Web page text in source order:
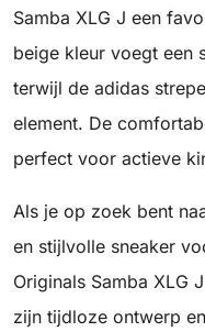
Samba XLG J een
beige kleur voegt een
terwijl de adidas
element. De
perfect voor actieve
Als je op zoek bent
en stijlvolle sneaker
Originals Samba XLG
zijn tijdloze ontwerp